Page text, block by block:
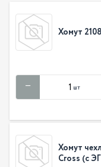
Хомут
шт
Хомут
Cross (с